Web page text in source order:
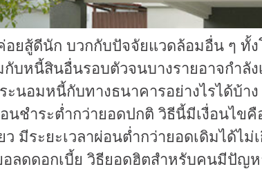
อยสู้ดีนัก บวกกับปัจจัยแวดล้อมอื่น ๆ ทั้
บหนี้สินอื่นรอบตัวจนบางรายอาจกำ
นอมหนี้กับทางธนาคารอย่างไรได้บ้า
นชำระต่ำกว่ายอดปกติ วิธีนี้มีเงื่อนไข
ว มีระยะเวลาผ่อนต่ำกว่ายอดเดิมได้
ลดดอกเบี้ย วิธียอดฮิตสำหรับคนมีปัญ